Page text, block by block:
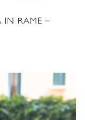
IN RAME –